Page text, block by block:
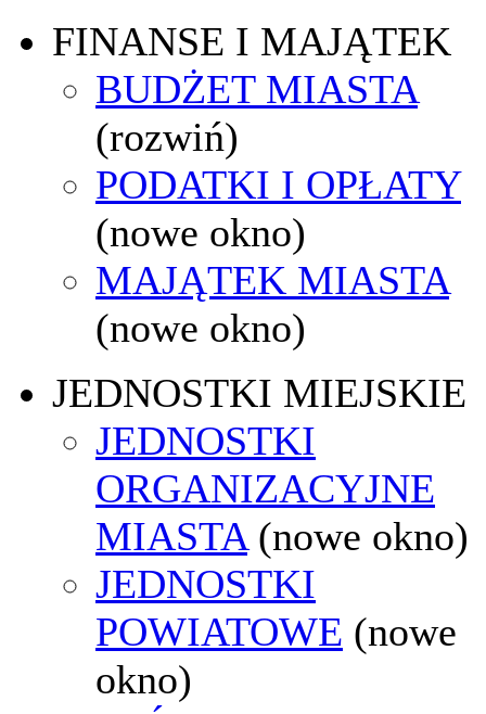
FINANSE I MAJĄTEK
BUDŻET MIASTA
(rozwiń)
PODATKI I OPŁATY
(nowe okno)
MAJĄTEK MIASTA
(nowe okno)
JEDNOSTKI MIEJSKIE
JEDNOSTKI
ORGANIZACYJNE
MIASTA (nowe okno)
JEDNOSTKI
POWIATOWE (nowe
okno)